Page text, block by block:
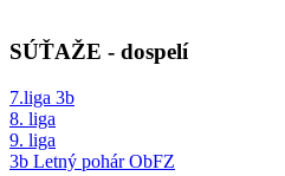
SÚŤAŽE - dospelí
7.liga 3b
8. liga
9. liga
3b Letný pohár ObFZ